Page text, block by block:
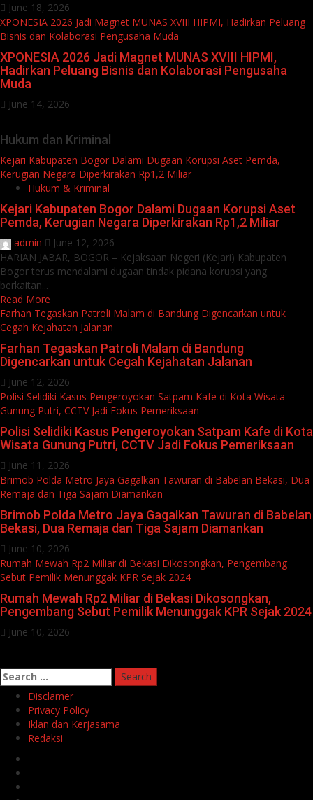
June 18, 2026
XPONESIA 2026 Jadi Magnet MUNAS XVIII HIPMI, Hadirkan Peluang
Bisnis dan Kolaborasi Pengusaha Muda
XPONESIA 2026 Jadi Magnet MUNAS XVIII HIPMI,
Hadirkan Peluang Bisnis dan Kolaborasi Pengusaha
Muda
June 14, 2026
Hukum dan Kriminal
Kejari Kabupaten Bogor Dalami Dugaan Korupsi Aset Pemda,
Kerugian Negara Diperkirakan Rp1,2 Miliar
Hukum & Kriminal
Kejari Kabupaten Bogor Dalami Dugaan Korupsi Aset
Pemda, Kerugian Negara Diperkirakan Rp1,2 Miliar
admin
June 12, 2026
HARIAN JABAR, BOGOR – Kejaksaan Negeri (Kejari) Kabupaten
Bogor terus mendalami dugaan tindak pidana korupsi yang
berkaitan...
Read More
Farhan Tegaskan Patroli Malam di Bandung Digencarkan untuk
Cegah Kejahatan Jalanan
Farhan Tegaskan Patroli Malam di Bandung
Digencarkan untuk Cegah Kejahatan Jalanan
June 12, 2026
Polisi Selidiki Kasus Pengeroyokan Satpam Kafe di Kota Wisata
Gunung Putri, CCTV Jadi Fokus Pemeriksaan
Polisi Selidiki Kasus Pengeroyokan Satpam Kafe di Kota
Wisata Gunung Putri, CCTV Jadi Fokus Pemeriksaan
June 11, 2026
Brimob Polda Metro Jaya Gagalkan Tawuran di Babelan Bekasi, Dua
Remaja dan Tiga Sajam Diamankan
Brimob Polda Metro Jaya Gagalkan Tawuran di Babelan
Bekasi, Dua Remaja dan Tiga Sajam Diamankan
June 10, 2026
Rumah Mewah Rp2 Miliar di Bekasi Dikosongkan, Pengembang
Sebut Pemilik Menunggak KPR Sejak 2024
Rumah Mewah Rp2 Miliar di Bekasi Dikosongkan,
Pengembang Sebut Pemilik Menunggak KPR Sejak 2024
June 10, 2026
Search
for:
Disclamer
Privacy Policy
Iklan dan Kerjasama
Redaksi